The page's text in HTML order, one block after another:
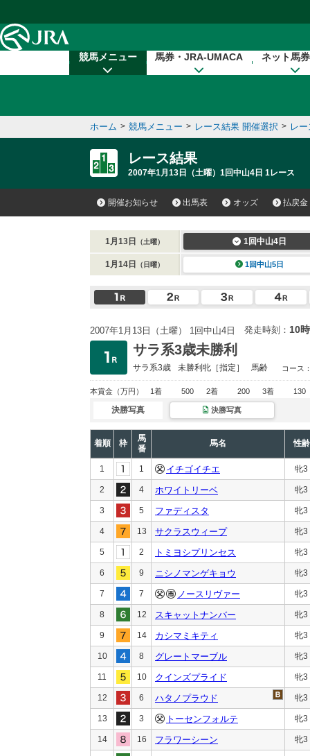
競馬メニュー 馬券・JRA-UMACA ネット馬
ホーム > 競馬メニュー > レース結果 開催選択 > レ
レース結果
2007年1月13日（土曜）1回中山4日 1レース
開催お知らせ 出馬表 オッズ 払戻金
1月13日 （土曜） 1回中山4日
1月14日 （日曜） 1回中山5日
2007年1月13日（土曜） 1回中山4日 発走時刻： 10
サラ系3歳未勝利
サラ系3歳 未勝利牝［指定］ 馬齢 コース
本賞金 （万円） 1着 500 2着 200 3着 130
決勝写真 決勝写真
着順 枠
馬
番
馬名 性齢
1 1 イチゴイチエ 牝3
2 4 ホワイトリーベ 牝3
3 5 ファディスタ 牝3
4 13 サクラスウィープ 牝3
5 2 トミヨシプリンセス 牝3
6 9 ニシノマンゲキョウ 牝3
7 7 ノースリヴァー 牝3
8 12 スキャットナンバー 牝3
9 14 カシマミキティ 牝3
10 8 グレートマーブル 牝3
11 10 クインズプライド 牝3
12 6 ハタノプラウド 牝3
13 3 トーセンフォルテ 牝3
14 16 フラワーシーン 牝3